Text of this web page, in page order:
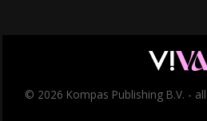
© 2026 Kompas Publishing B.V. -